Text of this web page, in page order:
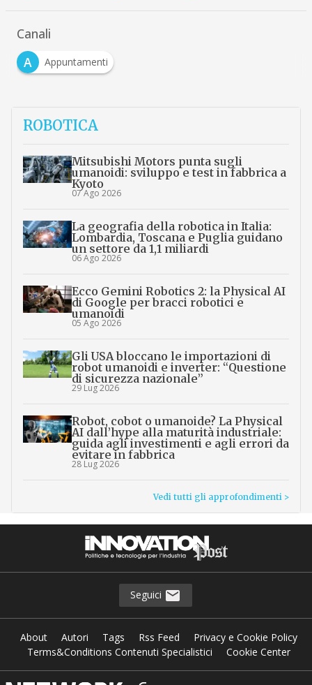
Canali
A
Appuntamenti
ROBOTICA
Mitsubishi Motors punta sugli
umanoidi: sviluppo e test in fabbrica a
Kyoto
07 Ago 2026
La geografia della robotica in Italia:
Lombardia, Toscana e Puglia guidano
un settore da 1,1 miliardi
06 Ago 2026
Ecco Gemini Robotics 2: la Physical AI
di Google per bracci robotici e
umanoidi
05 Ago 2026
Gli USA bloccano le importazioni di
robot umanoidi e inverter: “Questione
di sicurezza nazionale”
29 Lug 2026
Robot, cobot o umanoide? La Physical
AI dall’hype alla maturità industriale:
guida agli investimenti e agli errori da
evitare in fabbrica
28 Lug 2026
Vedi tutti gli approfondimenti >
Seguici
About Autori Tags Rss Feed
Privacy e Cookie Policy
Terms&Conditions Contenuti Specialistici
Cookie Center